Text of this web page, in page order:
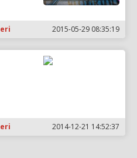
2015-05-29 08:35:19
2014-12-21 14:52:37